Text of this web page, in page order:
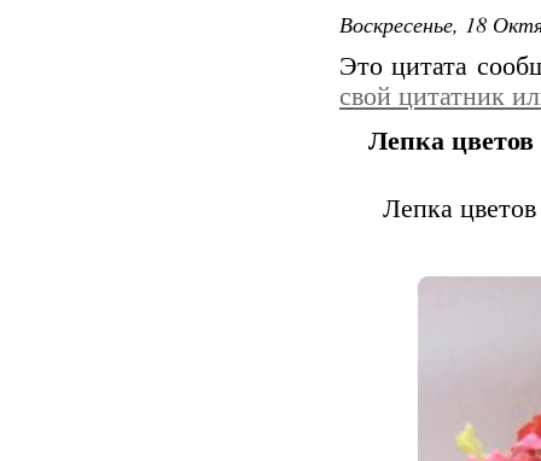
Воскресенье, 18
Это цитата
свой цитатник
Лепка
Лепка